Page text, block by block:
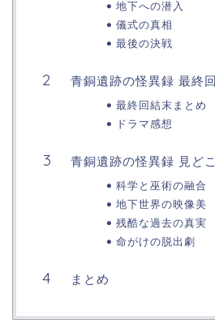
地下への潜入
儀式の真相
最後の決戦
青銅遺跡の怪異録 最終
最終回結末まとめ
ドラマ感想
青銅遺跡の怪異録 見ど
科学と巫術の融合
地下世界の映像美
残酷な過去の真実
命がけの脱出劇
まとめ